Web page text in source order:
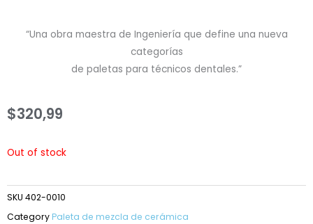
“Una obra maestra de Ingeniería que define una nueva
categorías
de paletas para técnicos dentales.”
$320,99
Out of stock
SKU 402-0010
Category Paleta de mezcla de cerámica